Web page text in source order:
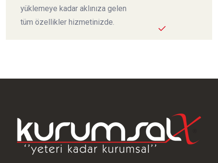
yüklemeye kadar aklınıza gelen
tüm özellikler hizmetinizde.